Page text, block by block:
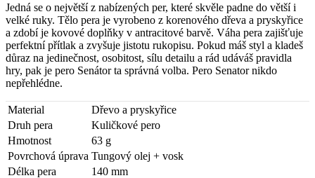
Jedná se o největší z nabízených per, které skvěle padne do větší i
velké ruky. Tělo pera je vyrobeno z korenového dřeva a pryskyřice
a zdobí je kovové doplňky v antracitové barvě. Váha pera zajišťuje
perfektní přítlak a zvyšuje jistotu rukopisu. Pokud máš styl a kladeš
důraz na jedinečnost, osobitost, sílu detailu a rád udáváš pravidla
hry, pak je pero Senátor ta správná volba. Pero Senator nikdo
nepřehlédne.
Material
Dřevo a pryskyřice
Druh pera
Kuličkové pero
Hmotnost
63 g
Povrchová úprava Tungový olej + vosk
Délka pera
140 mm